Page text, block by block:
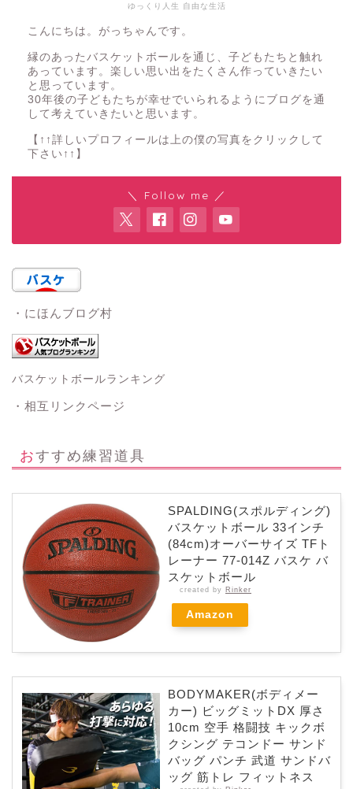
ゆっくり人生 自由な生活
こんにちは。がっちゃんです。
縁のあったバスケットボールを通じ、子どもたちと触れ
あっています。楽しい思い出をたくさん作っていきたい
と思っています。
30年後の子どもたちが幸せでいられるようにブログを通
して考えていきたいと思います。
【↑↑詳しいプロフィールは上の僕の写真をクリックして
下さい↑↑】
＼ Follow me ／
・にほんブログ村
バスケットボールランキング
・相互リンクページ
おすすめ練習道具
SPALDING(スポルディング)
バスケットボール 33インチ
(84cm)オーバーサイズ TFト
レーナー 77-014Z バスケ バ
スケットボール
created by Rinker
Amazon
BODYMAKER(ボディメー
カー) ビッグミットDX 厚さ
10cm 空手 格闘技 キックボ
クシング テコンドー サンド
バッグ パンチ 武道 サンドバ
ッグ 筋トレ フィットネス